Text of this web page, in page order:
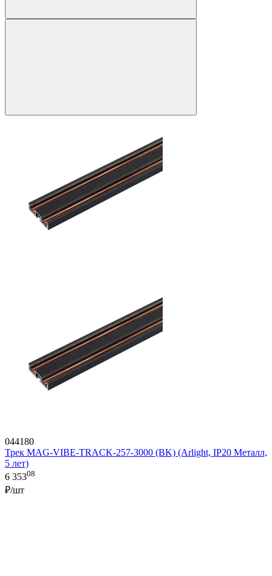
044180
Трек MAG-VIBE-TRACK-257-3000 (BK) (Arlight, IP20 Металл,
5 лет)
6 35308
₽/шт